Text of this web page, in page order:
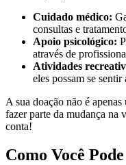
Cuidado médico:
consultas e
Apoio psicológico:
através de
Atividades
eles possam se
A sua doação não é
fazer parte da mudança na
conta!
Como Você